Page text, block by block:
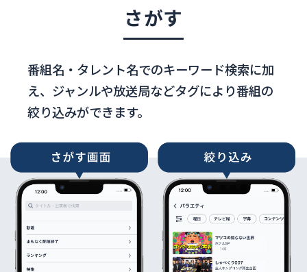
さがす
番組名・タレント名でのキーワード検索に加
え、 ジャンルや放送局などタグにより番組の
絞り込みができます。